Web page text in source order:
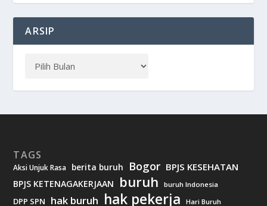
ARSIP
TAGS
Aksi Unjuk Rasa berita buruh Bogor BPJS KESEHATAN
BPJS KETENAGAKERJAAN buruh buruh Indonesia
DPP SPN hak buruh hak pekerja Hari Buruh